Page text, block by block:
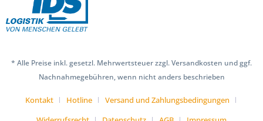
* Alle Preise inkl. gesetzl. Mehrwertsteuer zzgl. Versandkosten und ggf.
Nachnahmegebühren, wenn nicht anders beschrieben
Kontakt Hotline
Versand und Zahlungsbedingungen